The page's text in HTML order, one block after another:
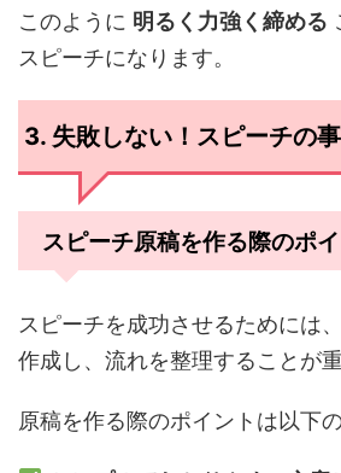
このように 明るく力強く締める
スピーチになります。
3. 失敗しない！スピーチの
スピーチ原稿を作る際のポ
スピーチを成功させるためには
作成し、流れを整理することが重
原稿を作る際のポイントは以下